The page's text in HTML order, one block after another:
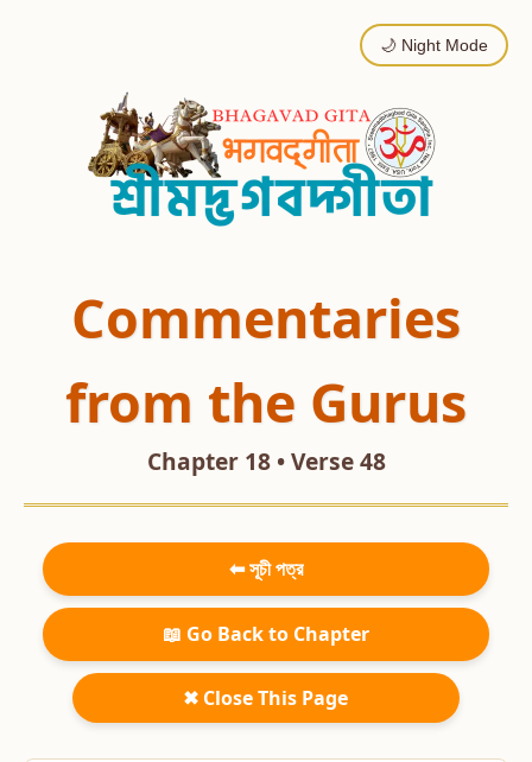
🌙 Night Mode
Commentaries
from the Gurus
Chapter 18 • Verse 48
⬅ সূচী পত্র
📖 Go Back to Chapter
✖ Close This Page